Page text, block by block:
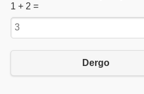
1 + 2 =
Dergo